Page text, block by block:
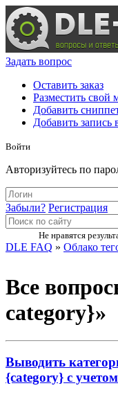
Задать вопрос
Оставить заказ
Разместить свой
Добавить
Добавить запись
Войти
Авторизуйтесь по
Забыли? Регистрация
Не нравятся
DLE FAQ » Облако
Все
category}»
Выводить
{category} с